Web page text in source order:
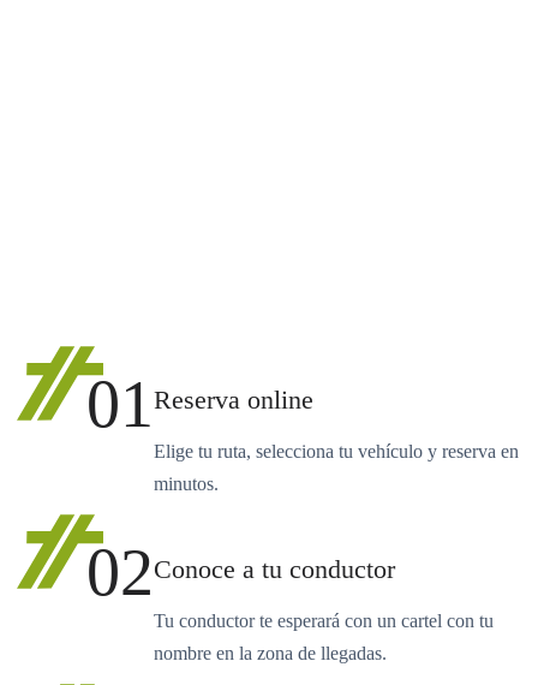
01Reserva online
Elige tu ruta, selecciona tu vehículo y reserva en
minutos.
02Conoce a tu conductor
Tu conductor te esperará con un cartel con tu
nombre en la zona de llegadas.